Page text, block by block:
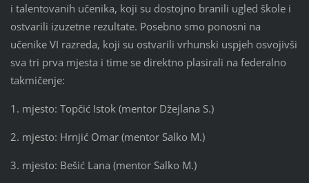
i talentovanih učenika, koji su dostojno branili ugled škole i
ostvarili izuzetne rezultate. Posebno smo ponosni na
učenike VI razreda, koji su ostvarili vrhunski uspjeh osvojivši
sva tri prva mjesta i time se direktno plasirali na federalno
takmičenje:
1. mjesto: Topčić Istok (mentor Džejlana S.)
2. mjesto: Hrnjić Omar (mentor Salko M.)
3. mjesto: Bešić Lana (mentor Salko M.)